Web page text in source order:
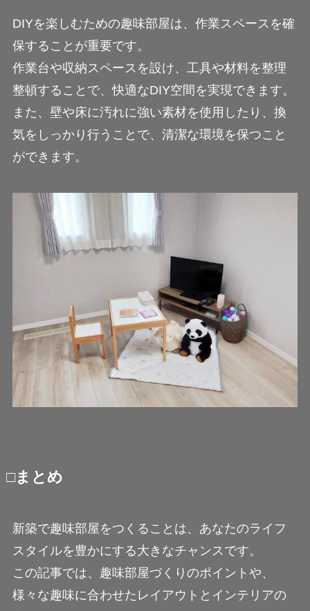
DIYを楽しむための趣味部屋は、作業スペースを確
保することが重要です。
作業台や収納スペースを設け、工具や材料を整理
整頓することで、快適なDIY空間を実現できます。
また、壁や床に汚れに強い素材を使用したり、換
気をしっかり行うことで、清潔な環境を保つこと
ができます。
□まとめ
新築で趣味部屋をつくることは、あなたのライフ
スタイルを豊かにする大きなチャンスです。
この記事では、趣味部屋づくりのポイントや、
様々な趣味に合わせたレイアウトとインテリアの